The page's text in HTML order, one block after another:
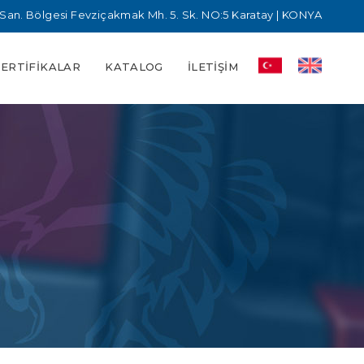
Bölgesi Fevziçakmak Mh. 5. Sk. NO:5 Karatay | KONYA
KATALOG İLETIŞIM